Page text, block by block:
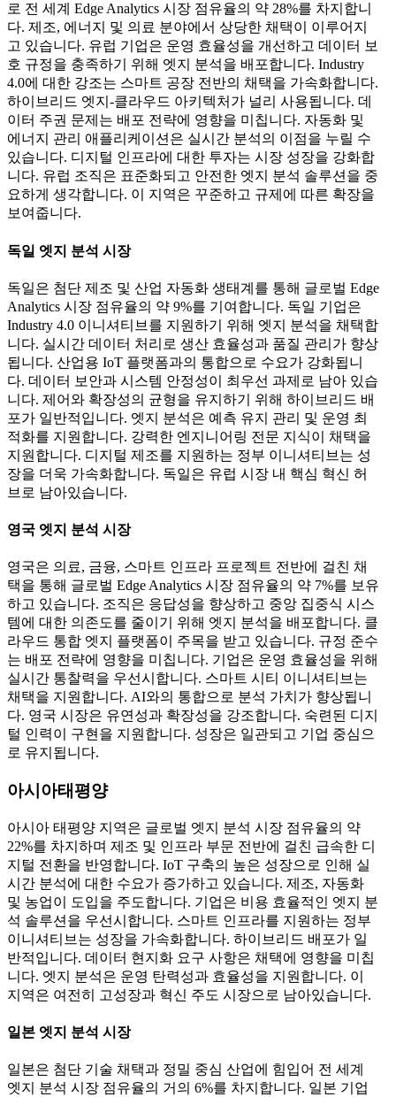
로 전 세계 Edge Analytics 시장 점유율의 약 28%를 차지합니
다. 제조, 에너지 및 의료 분야에서 상당한 채택이 이루어지
고 있습니다. 유럽 ​​기업은 운영 효율성을 개선하고 데이터 보
호 규정을 충족하기 위해 엣지 분석을 배포합니다. Industry
4.0에 대한 강조는 스마트 공장 전반의 채택을 가속화합니다.
하이브리드 엣지-클라우드 아키텍처가 널리 사용됩니다. 데
이터 주권 문제는 배포 전략에 영향을 미칩니다. 자동화 및
에너지 관리 애플리케이션은 실시간 분석의 이점을 누릴 수
있습니다. 디지털 인프라에 대한 투자는 시장 성장을 강화합
니다. 유럽 ​​조직은 표준화되고 안전한 엣지 분석 솔루션을 중
요하게 생각합니다. 이 지역은 꾸준하고 규제에 따른 확장을
보여줍니다.
독일 엣지 분석 시장
독일은 첨단 제조 및 산업 자동화 생태계를 통해 글로벌 Edge
Analytics 시장 점유율의 약 9%를 기여합니다. 독일 기업은
Industry 4.0 이니셔티브를 지원하기 위해 엣지 분석을 채택합
니다. 실시간 데이터 처리로 생산 효율성과 품질 관리가 향상
됩니다. 산업용 IoT 플랫폼과의 통합으로 수요가 강화됩니
다. 데이터 보안과 시스템 안정성이 최우선 과제로 남아 있습
니다. 제어와 확장성의 균형을 유지하기 위해 하이브리드 배
포가 일반적입니다. 엣지 분석은 예측 유지 관리 및 운영 최
적화를 지원합니다. 강력한 엔지니어링 전문 지식이 채택을
지원합니다. 디지털 제조를 지원하는 정부 이니셔티브는 성
장을 더욱 가속화합니다. 독일은 유럽 시장 내 핵심 혁신 허
브로 남아있습니다.
영국 엣지 분석 시장
영국은 의료, 금융, 스마트 인프라 프로젝트 전반에 걸친 채
택을 통해 글로벌 Edge Analytics 시장 점유율의 약 7%를 보유
하고 있습니다. 조직은 응답성을 향상하고 중앙 집중식 시스
템에 대한 의존도를 줄이기 위해 엣지 분석을 배포합니다. 클
라우드 통합 엣지 플랫폼이 주목을 받고 있습니다. 규정 준수
는 배포 전략에 영향을 미칩니다. 기업은 운영 효율성을 위해
실시간 통찰력을 우선시합니다. 스마트 시티 이니셔티브는
채택을 지원합니다. AI와의 통합으로 분석 가치가 향상됩니
다. 영국 시장은 유연성과 확장성을 강조합니다. 숙련된 디지
털 인력이 구현을 지원합니다. 성장은 일관되고 기업 중심으
로 유지됩니다.
아시아태평양
아시아 태평양 지역은 글로벌 엣지 분석 시장 점유율의 약
22%를 차지하며 제조 및 인프라 부문 전반에 걸친 급속한 디
지털 전환을 반영합니다. IoT 구축의 높은 성장으로 인해 실
시간 분석에 대한 수요가 증가하고 있습니다. 제조, 자동화
및 농업이 도입을 주도합니다. 기업은 비용 효율적인 엣지 분
석 솔루션을 우선시합니다. 스마트 인프라를 지원하는 정부
이니셔티브는 성장을 가속화합니다. 하이브리드 배포가 일
반적입니다. 데이터 현지화 요구 사항은 채택에 영향을 미칩
니다. 엣지 분석은 운영 탄력성과 효율성을 지원합니다. 이
지역은 여전히 ​​고성장과 혁신 주도 시장으로 남아있습니다.
일본 엣지 분석 시장
일본은 첨단 기술 채택과 정밀 중심 산업에 힘입어 전 세계
엣지 분석 시장 점유율의 거의 6%를 차지합니다. 일본 기업